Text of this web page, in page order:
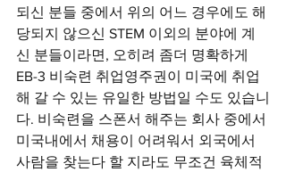
되신 분들 중에서 위의 어느 경우에도 해
당되지 않으신 STEM 이외의 분야에 계
신 분들이라면, 오히려 좀더 명확하게
EB-3 비숙련 취업영주권이 미국에 취업
해 갈 수 있는 유일한 방법일 수도 있습니
다. 비숙련을 스폰서 해주는 회사 중에서
미국내에서 채용이 어려워서 외국에서
사람을 찾는다 할 지라도 무조건 육체적